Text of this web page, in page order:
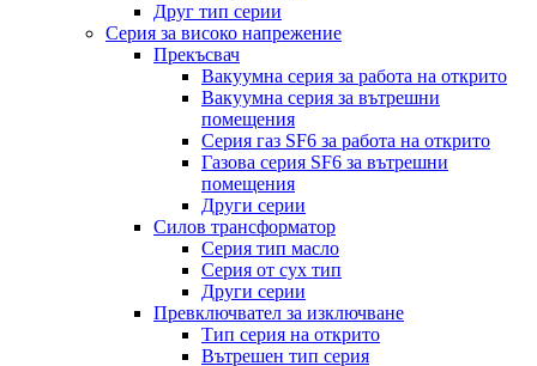
Друг тип серии
Серия за високо напрежение
Прекъсвач
Вакуумна серия за работа на открито
Вакуумна серия за вътрешни
помещения
Серия газ SF6 за работа на открито
Газова серия SF6 за вътрешни
помещения
Други серии
Силов трансформатор
Серия тип масло
Серия от сух тип
Други серии
Превключвател за изключване
Тип серия на открито
Вътрешен тип серия